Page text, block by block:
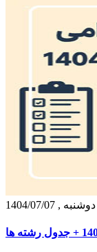
دوشنبه , 1404/07/07